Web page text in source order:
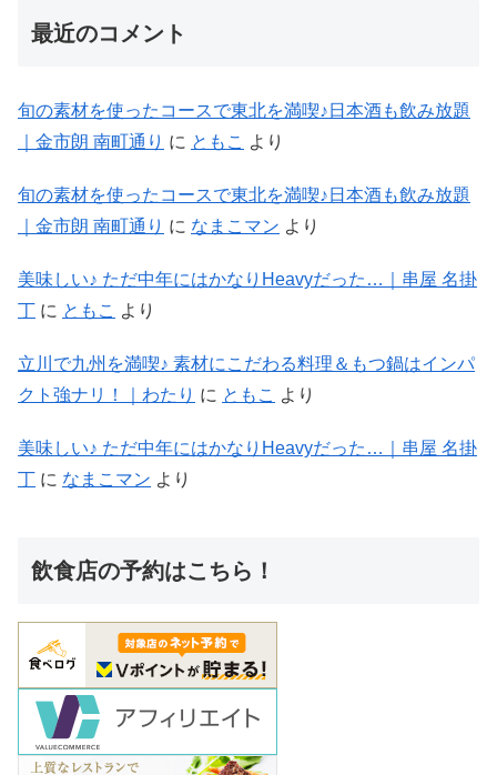
最近のコメント
旬の素材を使ったコースで東北を満喫♪日本酒も飲み放題
｜金市朗 南町通り に ともこ より
旬の素材を使ったコースで東北を満喫♪日本酒も飲み放題
｜金市朗 南町通り に なまこマン より
美味しい♪ ただ中年にはかなりHeavyだった…｜串屋 名掛
丁 に ともこ より
立川で九州を満喫♪ 素材にこだわる料理＆もつ鍋はインパ
クト強ナリ！｜わたり に ともこ より
美味しい♪ ただ中年にはかなりHeavyだった…｜串屋 名掛
丁 に なまこマン より
飲食店の予約はこちら！